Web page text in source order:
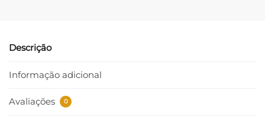
Descrição
Informação adicional
Avaliações 0